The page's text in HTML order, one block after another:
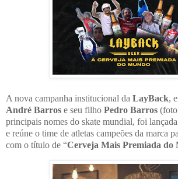
A nova campanha institucional da LayBack,
André Barros e seu filho Pedro Barros
principais nomes do skate mundial, foi
e reúne o time de atletas campeões da marca
com o título de “Cerveja Mais Premiada do